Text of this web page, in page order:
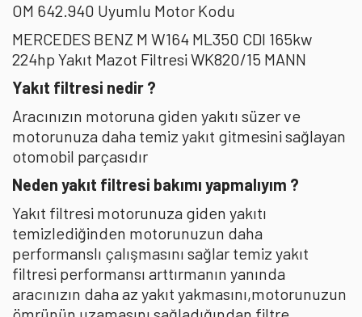
OM 642.940 Uyumlu Motor Kodu
MERCEDES BENZ M W164 ML350 CDI 165kw
224hp Yakıt Mazot Filtresi WK820/15 MANN
Yakıt filtresi nedir ?
Aracınızın motoruna giden yakıtı süzer ve
motorunuza daha temiz yakıt gitmesini sağlayan
otomobil parçasıdır
Neden yakıt filtresi bakımı yapmalıyım ?
Yakıt filtresi motorunuza giden yakıtı
temizlediğinden motorunuzun daha
performanslı çalışmasını sağlar temiz yakıt
filtresi performansı arttırmanın yanında
aracınızın daha az yakıt yakmasını,motorunuzun